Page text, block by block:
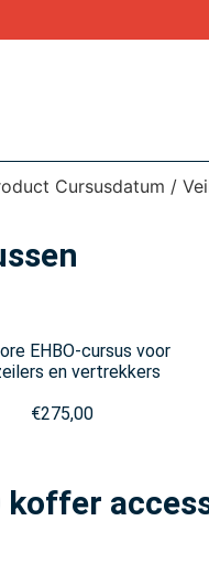
Cursusdatum /
EHBO-cursus voor
en vertrekkers
€275,00
koffer